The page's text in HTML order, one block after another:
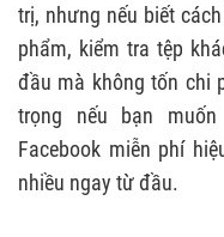
trị, nhưng nếu biết
phẩm, kiểm tra tệp
đầu mà không tốn chi
trọng nếu bạn
Facebook miễn phí
nhiều ngay từ đầu.